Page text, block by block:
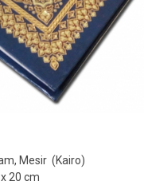
Mesir (Kairo)
20 cm